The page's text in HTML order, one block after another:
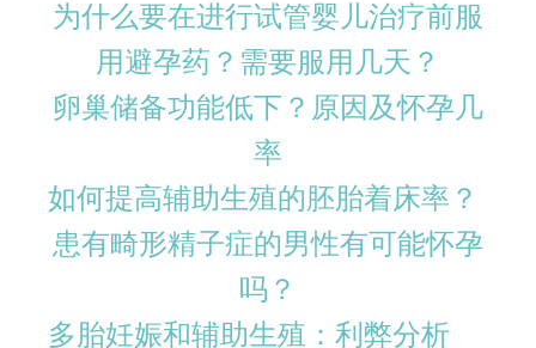
为什么要在进行试管婴儿治疗前服
用避孕药？需要服用几天？
卵巢储备功能低下？原因及怀孕几
率
如何提高辅助生殖的胚胎着床率？
患有畸形精子症的男性有可能怀孕
吗？
多胎妊娠和辅助生殖：利弊分析